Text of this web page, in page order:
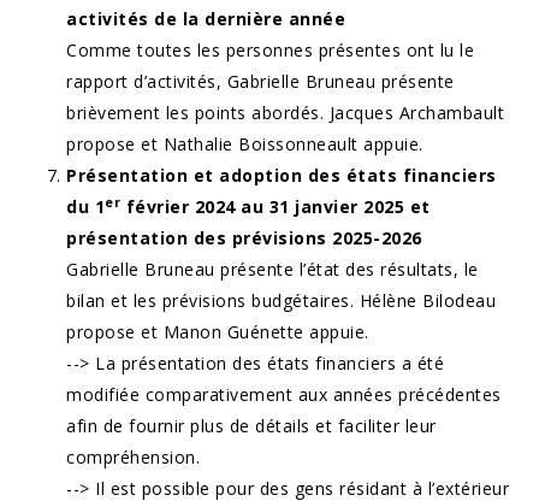
activités de la dernière année
Comme toutes les personnes présentes ont lu le
rapport d’activités, Gabrielle Bruneau présente
brièvement les points abordés. Jacques Archambault
propose et Nathalie Boissonneault appuie.
Présentation et adoption des états financiers
du 1er février 2024 au 31 janvier 2025 et
présentation des prévisions 2025-2026
Gabrielle Bruneau présente l’état des résultats, le
bilan et les prévisions budgétaires. Hélène Bilodeau
propose et Manon Guénette appuie.
--> La présentation des états financiers a été
modifiée comparativement aux années précédentes
afin de fournir plus de détails et faciliter leur
compréhension.
--> Il est possible pour des gens résidant à l’extérieur